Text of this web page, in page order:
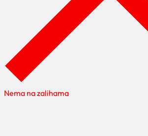
Nema na zalihama